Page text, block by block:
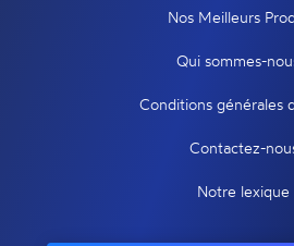
Nos Meilleurs
Qui sommes-
Conditions générales
Contactez-
Notre lexique